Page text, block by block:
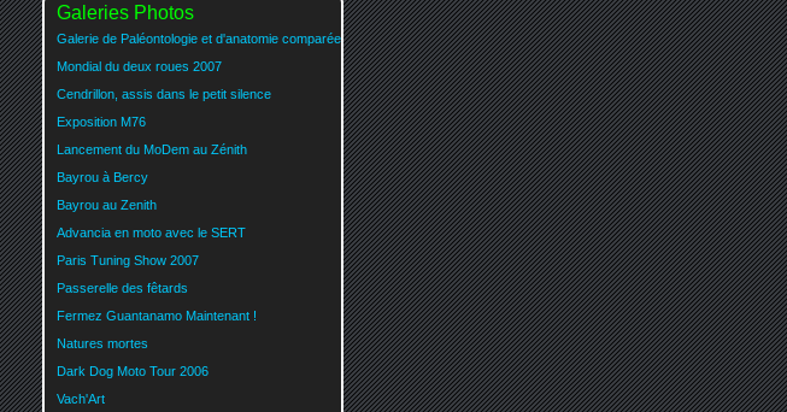
Galeries Photos
Galerie de Paléontologie et d'anatomie comparée
Mondial du deux roues 2007
Cendrillon, assis dans le petit silence
Exposition M76
Lancement du MoDem au Zénith
Bayrou à Bercy
Bayrou au Zenith
Advancia en moto avec le SERT
Paris Tuning Show 2007
Passerelle des fêtards
Fermez Guantanamo Maintenant !
Natures mortes
Dark Dog Moto Tour 2006
Vach'Art